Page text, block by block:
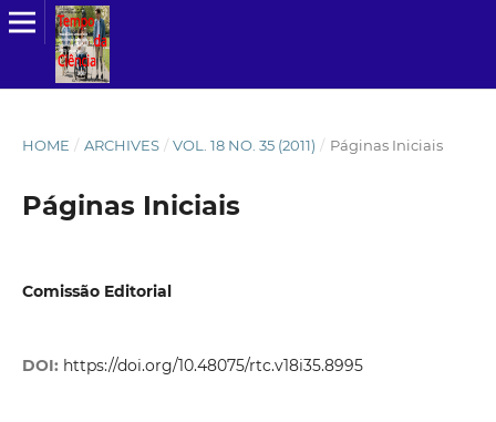
HOME / ARCHIVES / VOL. 18 NO. 35 (2011) / Páginas Iniciais
Páginas Iniciais
Comissão Editorial
DOI: https://doi.org/10.48075/rtc.v18i35.8995